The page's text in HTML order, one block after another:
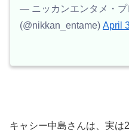
— ニッカンエンタメ・プ
(@nikkan_entame) April
キャシー中島さんは、実は